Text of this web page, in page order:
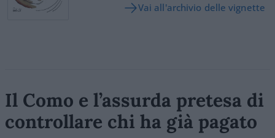
Vai all'archivio delle vignette
Il Como e l’assurda pretesa di
controllare chi ha già pagato